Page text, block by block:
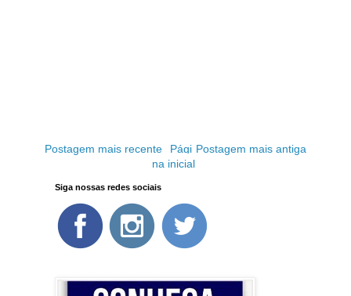
Postagem mais recente Postagem mais antiga
Pági
na inicial
Siga nossas redes sociais